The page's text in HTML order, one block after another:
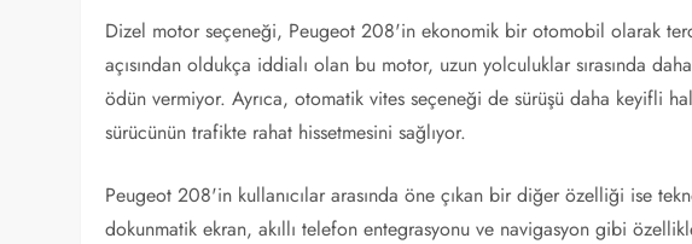
Dizel motor seçeneği, Peugeot 208'in ekonomik bir otomobil olarak
açısından oldukça iddialı olan bu motor, uzun yolculuklar sırasında
ödün vermiyor. Ayrıca, otomatik vites seçeneği de sürüşü daha keyifli
sürücünün trafikte rahat hissetmesini sağlıyor.
Peugeot 208'in kullanıcılar arasında öne çıkan bir diğer özelliği ise
dokunmatik ekran, akıllı telefon entegrasyonu ve navigasyon gibi